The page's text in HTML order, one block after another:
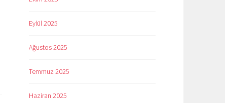
Eylül 2025
Ağustos 2025
Temmuz 2025
Haziran 2025